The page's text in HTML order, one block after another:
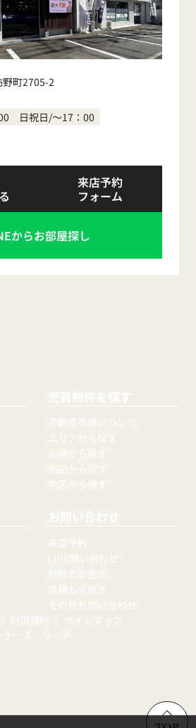
24ご加入のお客様】
合等の緊急時連絡先
410-554
町2705-2
日祝日/～17：00
来店予約
フォーム
からお部屋探し
売買物件を探す
不動産売買について
エリアから探す
沿線から探す
地図から探す
学区から探す
お問い合わせ
来店予約
LINE問い合わせ
無料売却査定
各種お手続き
その他お問い合わせ
利用規約
サイトマップ
ーズ・リード